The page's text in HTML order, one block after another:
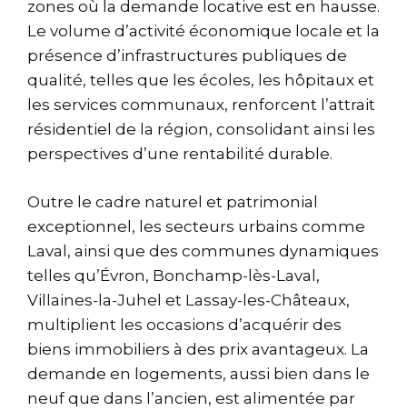
zones où la demande locative est en hausse.
Le volume d’activité économique locale et la
présence d’infrastructures publiques de
qualité, telles que les écoles, les hôpitaux et
les services communaux, renforcent l’attrait
résidentiel de la région, consolidant ainsi les
perspectives d’une rentabilité durable.
Outre le cadre naturel et patrimonial
exceptionnel, les secteurs urbains comme
Laval, ainsi que des communes dynamiques
telles qu’Évron, Bonchamp-lès-Laval,
Villaines-la-Juhel et Lassay-les-Châteaux,
multiplient les occasions d’acquérir des
biens immobiliers à des prix avantageux. La
demande en logements, aussi bien dans le
neuf que dans l’ancien, est alimentée par